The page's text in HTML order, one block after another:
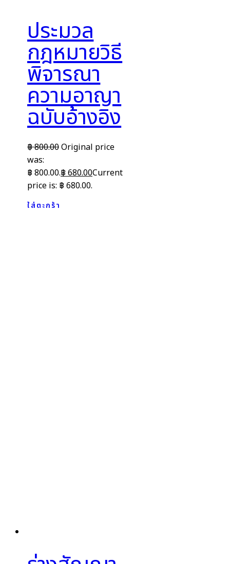
ประมวล
กฎหมายวิธี
พิจารณา
ความอาญา
ฉบับอ้างอิง
฿800.00Original price
was:
฿ 800.00.฿ 680.00Current
price is: ฿ 680.00.
ใส่ตะกร้า